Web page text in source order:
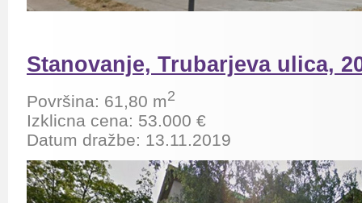
Stanovanje, Trubarjeva ulica,
Površina: 61,80 m2
Izklicna cena: 53.000 €
Datum dražbe: 13.11.2019